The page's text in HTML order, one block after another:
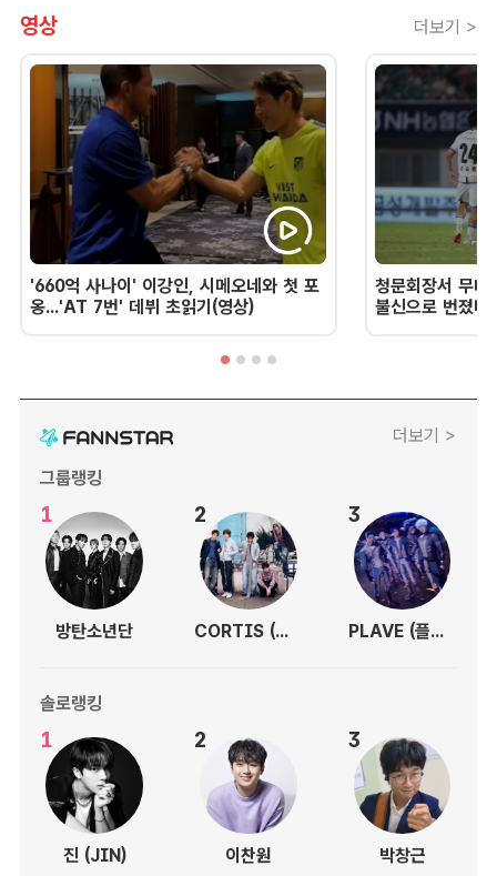
영상 더보기 >
'660억 사나이' 이강인, 시메오네와 첫 포
옹...'AT 7번' 데뷔 초읽기(영상)
청문회장서 무너
불신으로 번졌
더보기 >
그룹랭킹
1
방탄소년단
2
CORTIS (코르티스)
3
PLAVE (플레이브)
솔로랭킹
1
진 (JIN)
2
이찬원
3
박창근